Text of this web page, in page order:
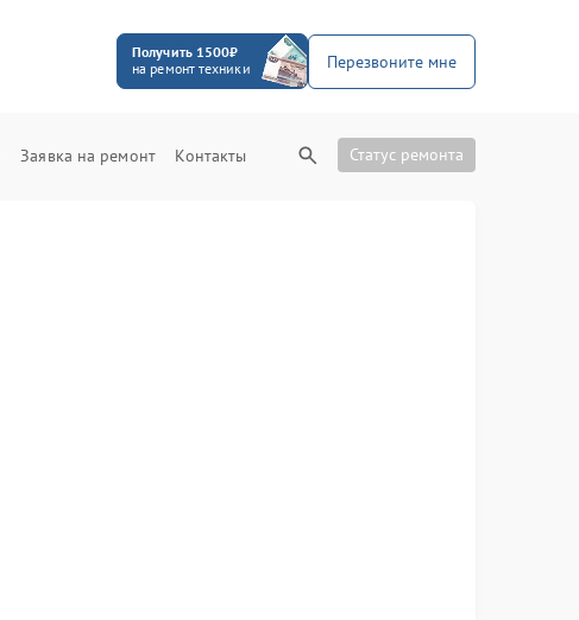
Получить 1500₽
на ремонт техники
Перезвоните мне
Заявка на ремонт Контакты Статус ремонта